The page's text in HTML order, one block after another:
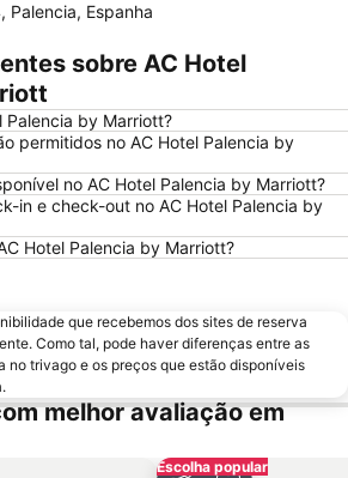
Monasterio de Santa María de Valbuena
Espanha
sobre AC Hotel
Palencia by Marriott?
permitidos no AC Hotel Palencia by
no AC Hotel Palencia by Marriott?
in e check-out no AC Hotel Palencia by
Hotel Palencia by Marriott?
que recebemos dos sites de reserva
Como tal, pode haver diferenças entre as
no trivago e os preços que estão disponíveis
melhor avaliação em
Escolha popular